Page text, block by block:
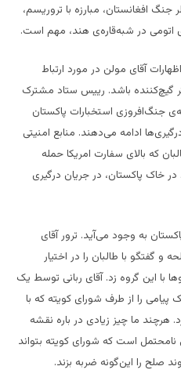
افغانستان، مبارزه با تروریسم،
در شبه‌قاره‌ی هند، مهم است.
آقای مولن در مورد ارتباط
گیچ‌کننده باشد. رییس ستاد مشترک
جنگ‌افروزی استخبارات پاکستان
ادامه می‌دهند. منابع امنیتی
که بالای سفارت امریکا حمله
خاک پاکستان، در جریان درگیری
به وجود می‌آید. ترور آقای
و گفتگو با طالبان را در اختیار
با این گروه زد. آقای ربانی توسط یک
را از طرف شورای کویته که با
هرچند ما چیز زیادی در باره نقشه
نامحتمل است که شورای کویته بتواند
صلح را این‌گونه ضربه بزند.